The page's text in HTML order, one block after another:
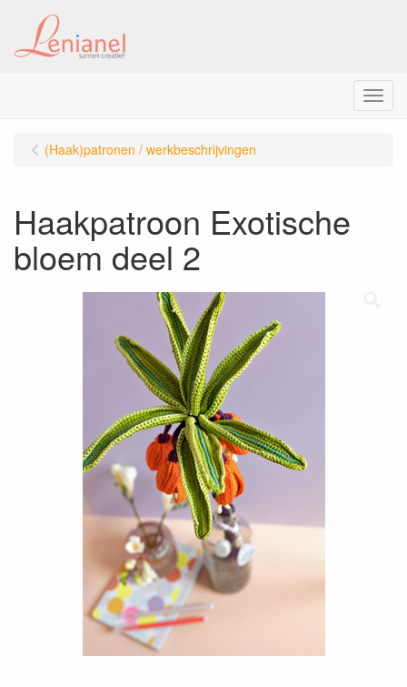
Menu
(Haak)patronen / werkbeschrijvingen
Haakpatroon Exotische
bloem deel 2